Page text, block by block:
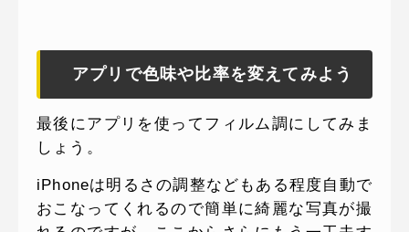
アプリで色味や比率を変えてみよう
最後にアプリを使ってフィルム調にしてみま
しょう。
iPhoneは明るさの調整などもある程度自動で
おこなってくれるので簡単に綺麗な写真が撮